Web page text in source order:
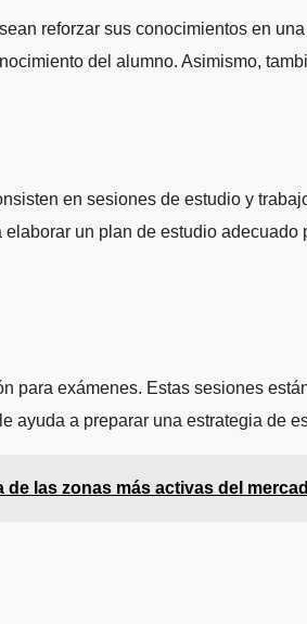
reforzar sus conocimientos en
del alumno. Asimismo,
en sesiones de estudio y
un plan de estudio
para exámenes. Estas sesiones
a preparar una estrategia de
las zonas más activas del